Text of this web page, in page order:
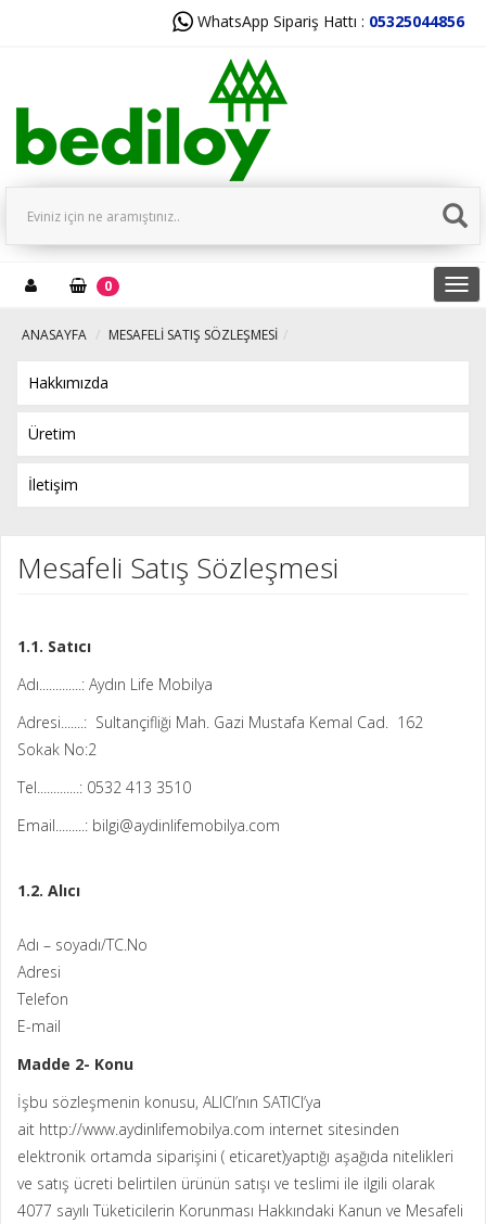
WhatsApp Sipariş Hattı : 05325044856
0
ANASAYFA MESAFELI SATIŞ SÖZLEŞMESI
Hakkımızda
Üretim
İletişim
Mesafeli Satış Sözleşmesi
1.1. Satıcı
Adı.............: Aydın Life Mobilya
Adresi.......: Sultançifliği Mah. Gazi Mustafa Kemal Cad. 162
Sokak No:2
Tel.............: 0532 413 3510
Email.........: bilgi@aydinlifemobilya.com
1.2. Alıcı
Adı – soyadı/TC.No
Adresi
Telefon
E-mail
Madde 2- Konu
İşbu sözleşmenin konusu, ALICI’nın SATICI’ya
ait http://www.aydinlifemobilya.com internet sitesinden
elektronik ortamda siparişini ( eticaret)yaptığı aşağıda nitelikleri
ve satış ücreti belirtilen ürünün satışı ve teslimi ile ilgili olarak
4077 sayılı Tüketicilerin Korunması Hakkındaki Kanun ve Mesafeli